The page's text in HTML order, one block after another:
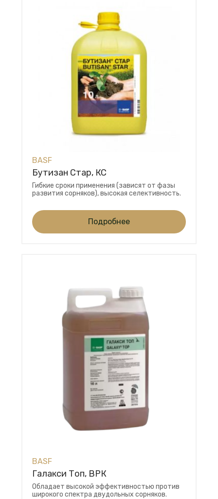
BASF
Бутизан Стар, КС
Гибкие сроки применения (зависят от фазы
развития сорняков), высокая селективность.
Подробнее
BASF
Галакси Топ, ВРК
Обладает высокой эффективностью против
широкого спектра двудольных сорняков.